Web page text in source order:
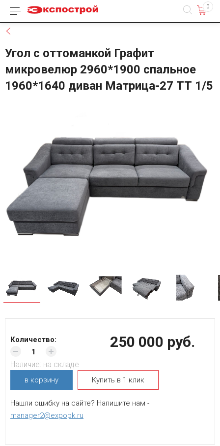
Каталог товаров 0
Угол с оттоманкой Графит
микровелюр 2960*1900 спальное
1960*1640 диван Матрица-27 ТТ 1/5
250 000 руб.
Количество:
Наличие: на складе
в корзину Купить в 1 клик
Нашли ошибку на сайте? Напишите нам -
manager2@expopk.ru